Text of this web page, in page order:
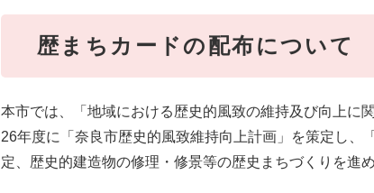
歴まちカードの配布について
本市では、「地域における歴史的風致の維持及び向上に
26年度に「奈良市歴史的風致維持向上計画」を策定し、
定、歴史的建造物の修理・修景等の歴史まちづくりを進め